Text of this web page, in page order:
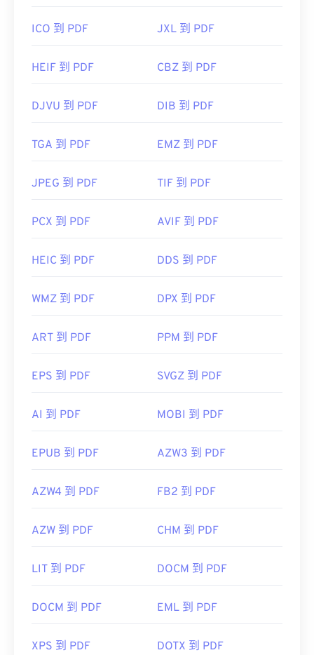
ICO 到 PDF JXL 到 PDF
HEIF 到 PDF CBZ 到 PDF
DJVU 到 PDF DIB 到 PDF
TGA 到 PDF EMZ 到 PDF
JPEG 到 PDF TIF 到 PDF
PCX 到 PDF AVIF 到 PDF
HEIC 到 PDF DDS 到 PDF
WMZ 到 PDF DPX 到 PDF
ART 到 PDF PPM 到 PDF
EPS 到 PDF SVGZ 到 PDF
AI 到 PDF MOBI 到 PDF
EPUB 到 PDF AZW3 到 PDF
AZW4 到 PDF FB2 到 PDF
AZW 到 PDF CHM 到 PDF
LIT 到 PDF DOCM 到 PDF
DOCM 到 PDF EML 到 PDF
XPS 到 PDF DOTX 到 PDF